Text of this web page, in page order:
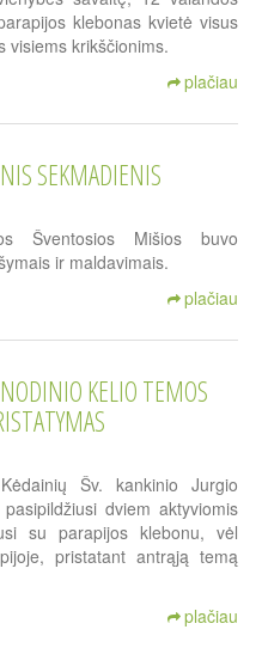
klebonas kvietė visus
visiems krikščionims.
plačiau
SEKMADIENIS
Šventosios Mišios buvo
ir maldavimais.
plačiau
KELIO TEMOS
Šv. kankinio Jurgio
dviem aktyviomis
su parapijos klebonu, vėl
pristatant antrąją temą
plačiau